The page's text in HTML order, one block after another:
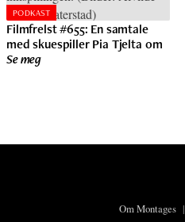
PODKAST
Filmfrelst #655: En samtale
med skuespiller Pia Tjelta om
Se meg
Om Montages|